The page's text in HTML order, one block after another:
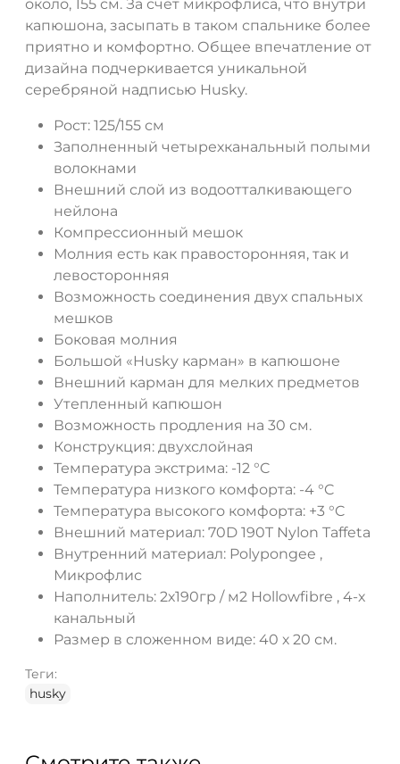
около, 155 см. За счет микрофлиса, что внутри
капюшона, засыпать в таком спальнике более
приятно и комфортно. Общее впечатление от
дизайна подчеркивается уникальной
серебряной надписью Husky.
Рост: 125/155 см
Заполненный четырехканальный полыми
волокнами
Внешний слой из водоотталкивающего
нейлона
Компрессионный мешок
Молния есть как правосторонняя, так и
левосторонняя
Возможность соединения двух спальных
мешков
Боковая молния
Большой «Husky карман» в капюшоне
Внешний карман для мелких предметов
Утепленный капюшон
Возможность продления на 30 см.
Конструкция: двухслойная
Температура экстрима: -12 °C
Температура низкого комфорта: -4 °C
Температура высокого комфорта: +3 °C
Внешний материал: 70D 190T Nylon Taffeta
Внутренний материал: Polypongee ,
Микрофлис
Наполнитель: 2х190гр / м2 Hollowfibre , 4-х
канальный
Размер в сложенном виде: 40 х 20 см.
Теги:
husky
ДА НЕТ